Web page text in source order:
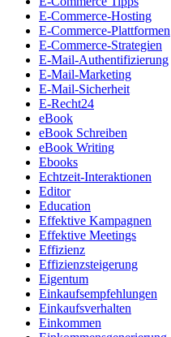
E-Commerce-Hosting
E-Commerce-Plattformen
E-Commerce-Strategien
E-Mail-Authentifizierung
E-Mail-Marketing
E-Mail-Sicherheit
E-Recht24
eBook
eBook Schreiben
eBook Writing
Ebooks
Echtzeit-Interaktionen
Editor
Education
Effektive Kampagnen
Effektive Meetings
Effizienz
Effizienzsteigerung
Eigentum
Einkaufsempfehlungen
Einkaufsverhalten
Einkommen